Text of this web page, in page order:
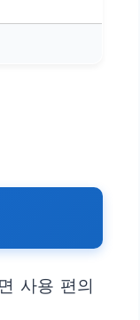
사용 편의